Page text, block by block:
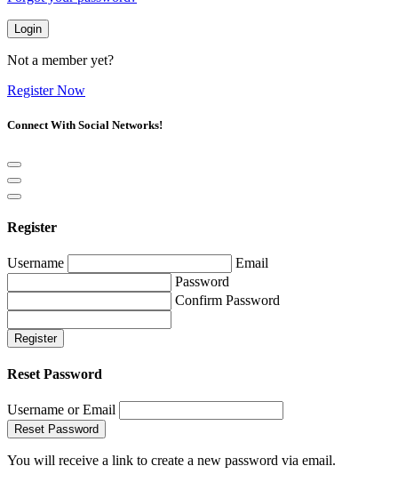
Login
Not a member yet?
Register Now
Connect With Social Networks!
Register
Username
Email
Password
Confirm Password
Register
Reset Password
Username or Email
Reset Password
You will receive a link to create a new password via email.